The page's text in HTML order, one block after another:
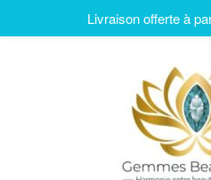
Livraison offerte à